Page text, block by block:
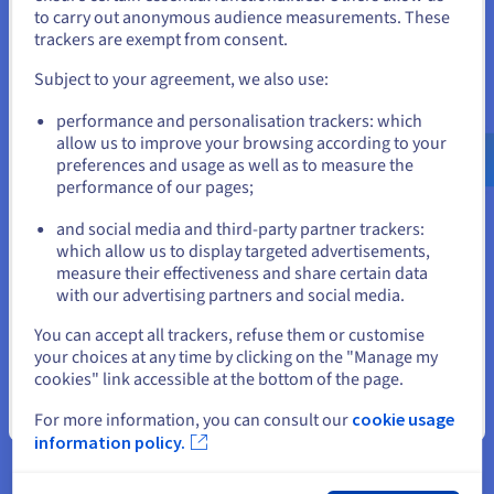
behoeften groeien, maakt OVHcloud het eenvoudig om uw
VPS-configuratie te upgraden, waardoor u een voorspelbaar
en efficiënt pad naar schaalvergroting krijgt.
Naadloze Git-integratie en automatisering
Coolify integreert rechtstreeks met GitHub, GitLab en
Bitbucket om automatische implementaties mogelijk te
maken die worden geactiveerd door codepushes. Het hosten
implementatiepijplijn altijd beschikbaar is en niet onderhevig
is aan de snelheidslimieten of beschikbaarheidsbeperkingen
van externe platforms. Webhooks worden betrouwbaar
geactiveerd, buildwachtrijen worden snel verwerkt en uw
applicaties blijven up-to-date met minimale handmatige
tussenkomst.
Waarom kiezen voor OVHcloud
Als je wilt bestellen vanuit [land], moet je de juiste website
doorbladeren en een account aanmaken.
us.ovhcloud.com/
Engels USD - $
or
Blijf op de huidige website
Sluiten
to carry out anonymous audience measurements. These
trackers are exempt from consent.
Subject to your agreement, we also use:
performance and personalisation trackers: which
allow us to improve your browsing according to your
preferences and usage as well as to measure the
performance of our pages;
and social media and third-party partner trackers:
which allow us to display targeted advertisements,
measure their effectiveness and share certain data
with our advertising partners and social media.
You can accept all trackers, refuse them or customise
your choices at any time by clicking on the "Manage my
cookies" link accessible at the bottom of the page.
For more information, you can consult our cookie usage
information policy.